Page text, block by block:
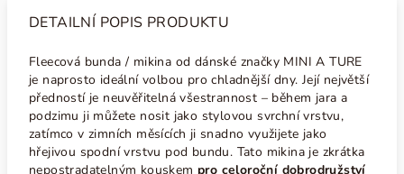
DETAILNÍ POPIS PRODUKTU
Fleecová bunda / mikina od dánské značky MINI A TURE
je naprosto ideální volbou pro chladnější dny. Její největší
předností je neuvěřitelná všestrannost – během jara a
podzimu ji můžete nosit jako stylovou svrchní vrstvu,
zatímco v zimních měsících ji snadno využijete jako
hřejivou spodní vrstvu pod bundu. Tato mikina je zkrátka
nepostradatelným kouskem pro celoroční dobrodružství